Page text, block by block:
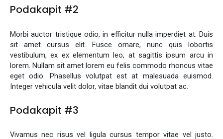
Podakapit #2
Morbi auctor tristique odio, in efficitur nulla imperdiet at. Duis
sit amet cursus elit. Fusce ornare, nunc quis lobortis
vestibulum, ex ex elementum leo, at sagittis ipsum arcu in
lorem. Nullam sit amet lorem eu felis commodo rhoncus vitae
eget odio. Phasellus volutpat est at malesuada euismod.
Integer vehicula velit dolor, vitae blandit dui volutpat ac.
Podakapit #3
Vivamus nec risus vel ligula cursus tempor vitae vel justo.